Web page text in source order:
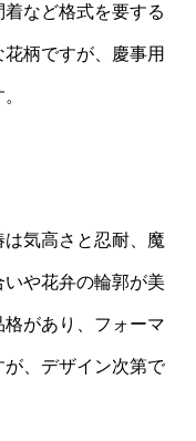
など格式を要する
柄ですが、慶事用
気高さと忍耐、魔
や花弁の輪郭が美
があり、フォーマ
、デザイン次第で